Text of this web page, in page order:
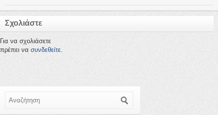
Σχολιάστε
Για να σχολιάσετε
πρέπει να συνδεθείτε